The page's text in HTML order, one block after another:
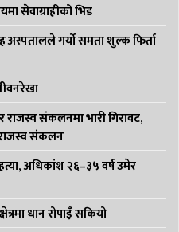
सेवाग्राहीको भिड
अस्पतालले गर्यो समता शुल्क फिर्ता
राजस्व संकलनमा भारी गिरावट,
संकलन
अधिकांश २६–३५ वर्ष उमेर
धान रोपाइँ सकियो